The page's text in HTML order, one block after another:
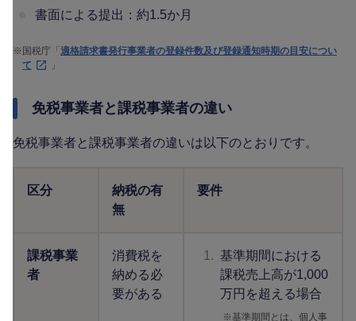
書面による提出：約1.5か月
※ 国税庁「適格請求書発行事業者の登録件数及び登録通知時期の目安につい
て
」
免税事業者と課税事業者の違い
免税事業者と課税事業者の違いは以下のとおりです。
区分
納税の有
無
要件
課税事業
者
消費税を
納める必
要がある
1. 基準期間における
課税売上高が1,000
万円を超える場合
※ 基準期間とは、個人事